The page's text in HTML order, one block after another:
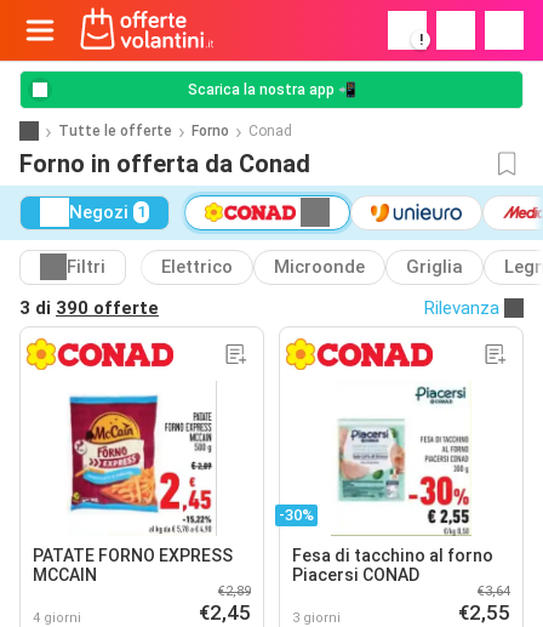
!
Scarica la nostra app 📲
Tutte le offerte Forno Conad
Forno in offerta da Conad
Negozi 1
Filtri Elettrico Microonde Griglia
3 di 390 offerte Rilevanza
PATATE FORNO EXPRESS
MCCAIN
4 giorni
€2,89
€2,45
-30%
Fesa di tacchino al forno
Piacersi CONAD
3 giorni
€3,64
€2,55